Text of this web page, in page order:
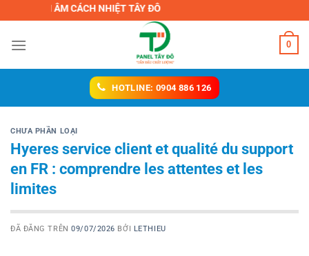
đến
nội
ÂM CÁCH NHIỆT TÂY ĐÔ
0
HOTLINE: 0904 886 126
CHƯA PHẦN LOẠI
Hyeres service client et qualité du support
en FR : comprendre les attentes et les
limites
ĐÃ ĐĂNG TRÊN09/07/2026 BỞI LETHIEU